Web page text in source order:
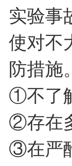
实验事
使对不
防措施
①不了
②存在
③在严